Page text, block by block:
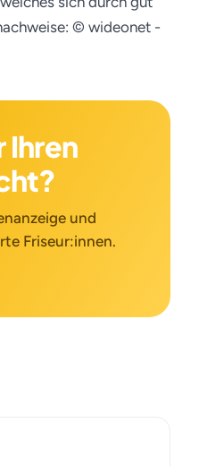
© wideonet -
Ihren
und
Friseur:innen.